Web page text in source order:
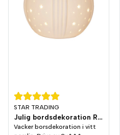
STAR TRADING
Julig bordsdekoration Rozy 11cm
Vacker borsdekoration i vitt